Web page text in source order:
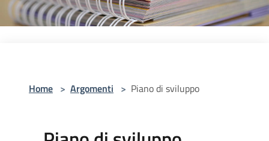
Home > Argomenti > Piano di sviluppo